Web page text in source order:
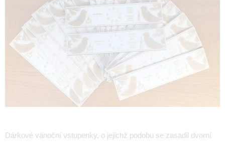
Dárkové vánoční vstupenky, o jejichž podobu se zasadil dvorní